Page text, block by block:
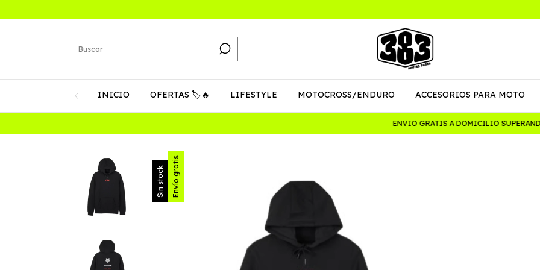
INICIO OFERTAS 🏷️🔥 LIFESTYLE MOTOCROSS/ENDURO ACCESORIOS PARA MOTO
ENVIO GRATIS A DOMICILIO SUPERANDO
Sin stock Envío gratis